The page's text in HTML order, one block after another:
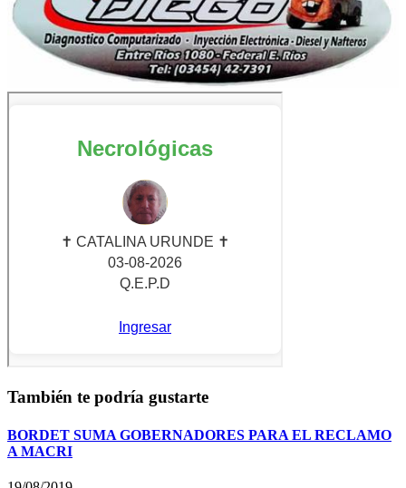
También te podría gustarte
BORDET SUMA GOBERNADORES PARA EL RECLAMO
A MACRI